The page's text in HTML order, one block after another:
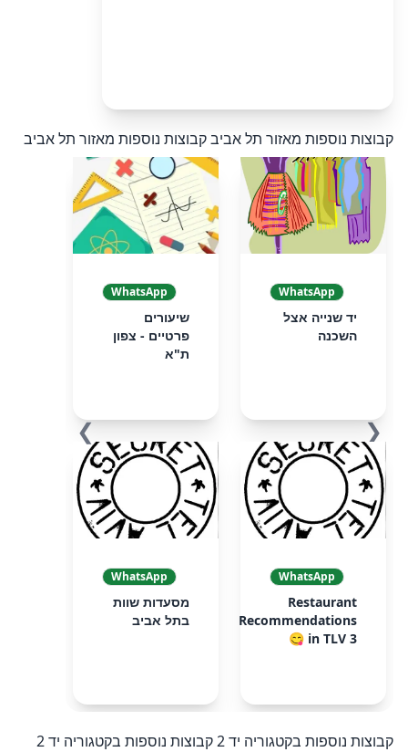
קבוצות נוספות מאזור תל אביבקבוצות נוספות מאזור תל אביב
❮
WhatsApp
יד שנייה אצל
השכנה
WhatsApp
שיעורים
פרטיים - צפון
ת"א
WhatsApp
Restaurant
Recommendations
in TLV 3 😋
WhatsApp
מסעדות שוות
בתל אביב
❯
קבוצות נוספות בקטגוריה יד 2 קבוצות נוספות בקטגוריה יד 2